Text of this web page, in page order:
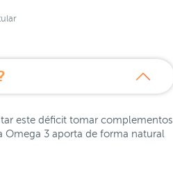
este déficit tomar complementos
Omega 3 aporta de forma natural